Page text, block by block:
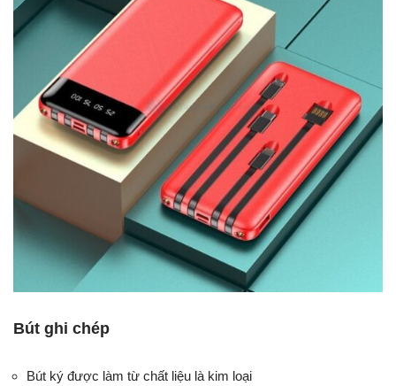
Bút ghi chép
Bút ký được làm từ chất liệu là kim loại